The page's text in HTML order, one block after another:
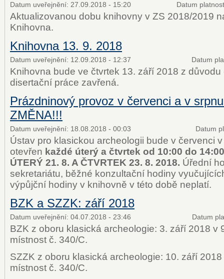
Datum uveřejnění: 27.09.2018 - 15:20 Datum
Aktualizovanou dobu knihovny v ZS 2018/2019
Knihovna.
Knihovna 13. 9. 2018
Datum uveřejnění: 12.09.2018 - 12:37 Datum
Knihovna bude ve čtvrtek 13. září 2018 z důvodu
disertační práce zavřená.
Prázdninový provoz v červenci a v
ZMĚNA!!!
Datum uveřejnění: 18.08.2018 - 00:03 Datum
Ústav pro klasickou archeologii bude v červenci
otevřen každé úterý a čtvrtek od 10:00 do
ÚTERÝ 21. 8. A ČTVRTEK 23. 8. 2018. Úřední
sekretariátu, běžné konzultační hodiny
výpůjční hodiny v knihovně v této době neplatí.
BZK a SZZK: září 2018
Datum uveřejnění: 04.07.2018 - 23:46 Datum
BZK z oboru klasická archeologie: 3. září 2018 v
místnost č. 340/C.
SZZK z oboru klasická archeologie: 10. září
místnost č. 340/C.